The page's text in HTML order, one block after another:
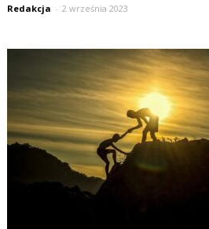
Redakcja - 2 września 2023